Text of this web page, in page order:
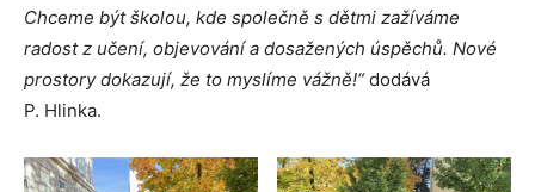
Chceme být školou, kde společně s dětmi zažíváme
radost z učení, objevování a dosažených úspěchů. Nové
prostory dokazují, že to myslíme vážně!“dodává
P. Hlinka.